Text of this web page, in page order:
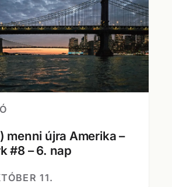
menni újra Amerika –
#8 – 6. nap
11.